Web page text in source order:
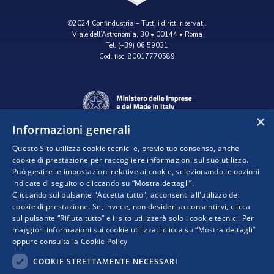
©2024 Confindustria – Tutti i diritti riservati.
Viale dell’Astronomia, 30 • 00144 • Roma
Tel. (+39) 06 59031
Cod. fisc. 80017770589
Progetto realizzato da:
×
Informazioni generali
Questo Sito utilizza cookie tecnici e, previo tuo consenso, anche
cookie di prestazione per raccogliere informazioni sul suo utilizzo.
Può gestire le impostazioni relative ai cookie, selezionando le opzioni
indicate di seguito o cliccando su “Mostra dettagli”.
Cliccando sul pulsante "Accetta tutto", acconsenti all'utilizzo dei
cookie di prestazione. Se, invece, non desideri acconsentirvi, clicca
sul pulsante “Rifiuta tutto” e il sito utilizzerà solo i cookie tecnici. Per
maggiori informazioni sui cookie utilizzati clicca su “Mostra dettagli”
oppure consulta la Cookie Policy
COOKIE STRETTAMENTE NECESSARI